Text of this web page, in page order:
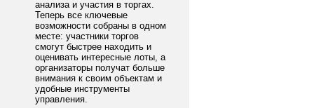
анализа и участия в торгах.
Теперь все ключевые
возможности собраны в одном
месте: участники торгов
смогут быстрее находить и
оценивать интересные лоты, а
организаторы получат больше
внимания к своим объектам и
удобные инструменты
управления.